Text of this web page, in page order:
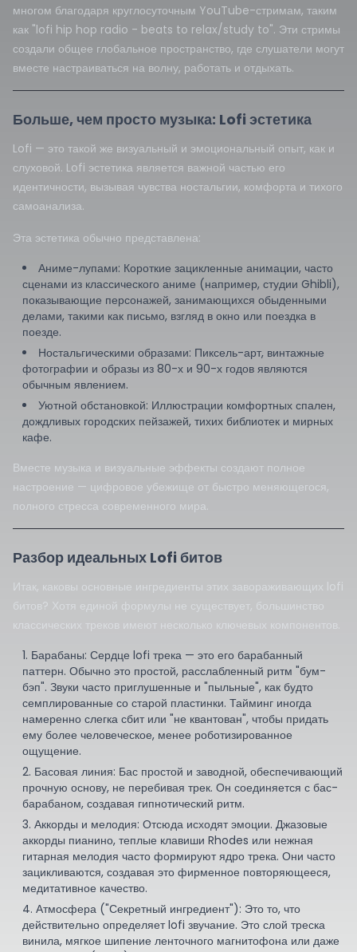
многом благодаря круглосуточным YouTube-стримам, таким
как "lofi hip hop radio - beats to relax/study to". Эти стримы
создали общее глобальное пространство, где слушатели могут
вместе настраиваться на волну, работать и отдыхать.
Больше, чем просто музыка: Lofi эстетика
Lofi — это такой же визуальный и эмоциональный опыт, как и
слуховой. Lofi эстетика является важной частью его
идентичности, вызывая чувства ностальгии, комфорта и тихого
самоанализа.
Эта эстетика обычно представлена:
Аниме-лупами: Короткие зацикленные анимации, часто
сценами из классического аниме (например, студии Ghibli),
показывающие персонажей, занимающихся обыденными
делами, такими как письмо, взгляд в окно или поездка в
поезде.
Ностальгическими образами: Пиксель-арт, винтажные
фотографии и образы из 80-х и 90-х годов являются
обычным явлением.
Уютной обстановкой: Иллюстрации комфортных спален,
дождливых городских пейзажей, тихих библиотек и мирных
кафе.
Вместе музыка и визуальные эффекты создают полное
настроение — цифровое убежище от быстро меняющегося,
полного стресса современного мира.
Разбор идеальных Lofi битов
Итак, каковы основные ингредиенты этих завораживающих lofi
битов? Хотя единой формулы не существует, большинство
классических треков имеют несколько ключевых компонентов.
Барабаны: Сердце lofi трека — это его барабанный
паттерн. Обычно это простой, расслабленный ритм "бум-
бэп". Звуки часто приглушенные и "пыльные", как будто
семплированные со старой пластинки. Тайминг иногда
намеренно слегка сбит или "не квантован", чтобы придать
ему более человеческое, менее роботизированное
ощущение.
Басовая линия: Бас простой и заводной, обеспечивающий
прочную основу, не перебивая трек. Он соединяется с бас-
барабаном, создавая гипнотический ритм.
Аккорды и мелодия: Отсюда исходят эмоции. Джазовые
аккорды пианино, теплые клавиши Rhodes или нежная
гитарная мелодия часто формируют ядро трека. Они часто
зацикливаются, создавая это фирменное повторяющееся,
медитативное качество.
Атмосфера ("Секретный ингредиент"): Это то, что
действительно определяет lofi звучание. Это слой треска
винила, мягкое шипение ленточного магнитофона или даже